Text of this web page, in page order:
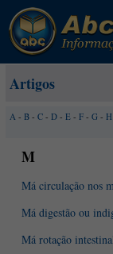
Artigos
A - B - C - D - E - F - G - H
M
Má circulação nos
Má digestão ou
Má rotação